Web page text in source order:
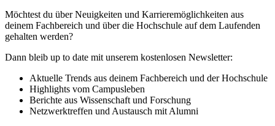
Möchtest du über Neuigkeiten und Karrieremöglichkeiten aus
deinem Fachbereich und über die Hochschule auf dem Laufenden
gehalten werden?
Dann bleib up to date mit unserem kostenlosen Newsletter:
Aktuelle Trends aus deinem Fachbereich und der Hochschule
Highlights vom Campusleben
Berichte aus Wissenschaft und Forschung
Netzwerktreffen und Austausch mit Alumni